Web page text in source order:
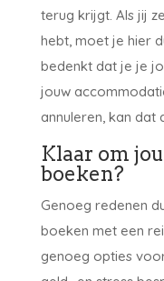
terug krijgt. Als jij
hebt, moet je hier
bedenkt dat je je
jouw
annuleren, kan dat
Klaar om
boeken?
Genoeg redenen
boeken met een
genoeg opties